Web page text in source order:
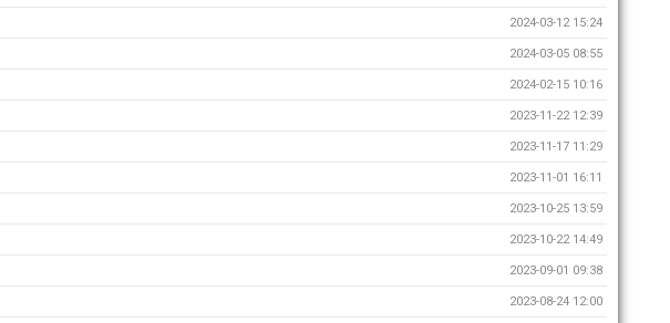
2024-03-12 15:24
2024-03-05 08:55
2024-02-15 10:16
2023-11-22 12:39
2023-11-17 11:29
2023-11-01 16:11
2023-10-25 13:59
2023-10-22 14:49
2023-09-01 09:38
2023-08-24 12:00